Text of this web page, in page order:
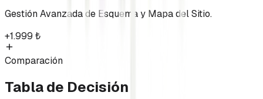
Gestión Avanzada de Esquema y Mapa del Sitio.
+1.999 ₺
Comparación
Tabla de Decisión